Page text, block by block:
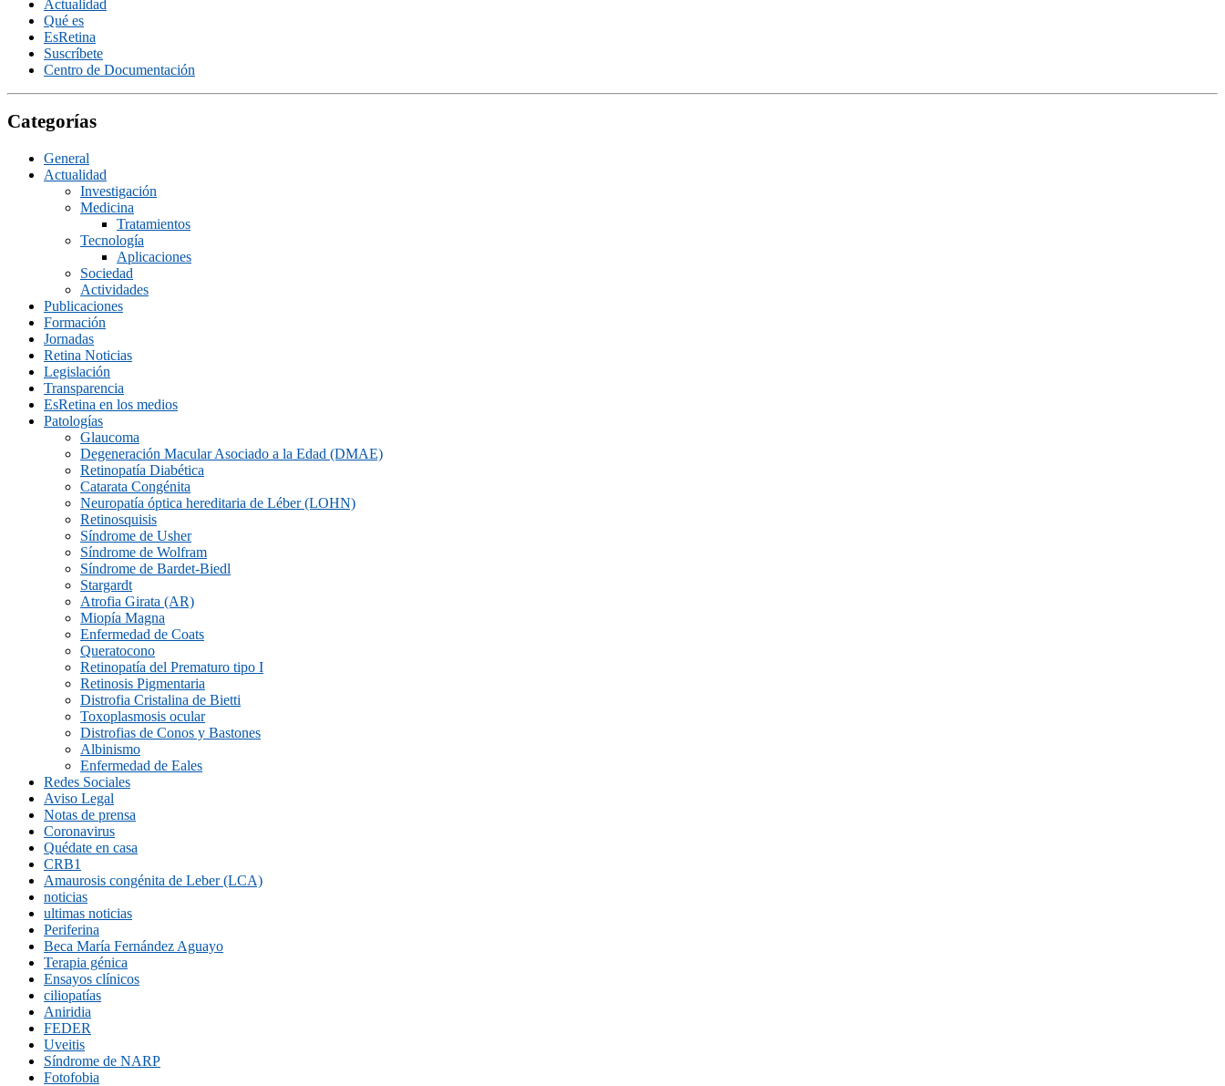
Actualidad
Qué es
EsRetina
Suscrí­bete
Centro de Documentación
Categorías
General
Actualidad
Investigación
Medicina
Tratamientos
Tecnologí­a
Aplicaciones
Sociedad
Actividades
Publicaciones
Formación
Jornadas
Retina Noticias
Legislación
Transparencia
EsRetina en los medios
Patologías
Glaucoma
Degeneración Macular Asociado a la Edad (DMAE)
Retinopatía Diabética
Catarata Congénita
Neuropatí­a óptica hereditaria de Léber (LOHN)
Retinosquisis
Síndrome de Usher
Síndrome de Wolfram
Síndrome de Bardet-Biedl
Stargardt
Atrofia Girata (AR)
Miopía Magna
Enfermedad de Coats
Queratocono
Retinopatí­a del Prematuro tipo I
Retinosis Pigmentaria
Distrofia Cristalina de Bietti
Toxoplasmosis ocular
Distrofias de Conos y Bastones
Albinismo
Enfermedad de Eales
Redes Sociales
Aviso Legal
Notas de prensa
Coronavirus
Quédate en casa
CRB1
Amaurosis congénita de Leber (LCA)
noticias
ultimas noticias
Periferina
Beca María Fernández Aguayo
Terapia génica
Ensayos clínicos
ciliopatías
Aniridia
FEDER
Uveitis
Síndrome de NARP
Fotofobia